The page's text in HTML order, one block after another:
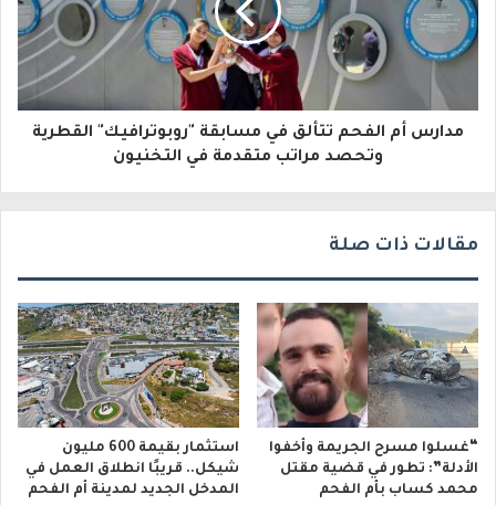
ت
ر
مدارس أم الفحم تتألق في مسابقة "روبوترافيك" القطرية
وتحصد مراتب متقدمة في التخنيون
مقالات ذات صلة
“غسلوا مسرح الجريمة وأخفوا
الأدلة”: تطور في قضية مقتل
محمد كساب بأم الفحم
استثمار بقيمة 600 مليون
شيكل.. قريبًا انطلاق العمل في
المدخل الجديد لمدينة أم الفحم